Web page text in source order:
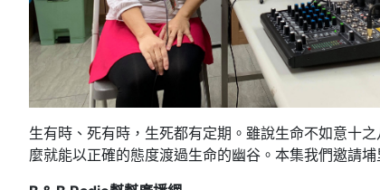
生有時、死有時，生死都有定期。雖說生命不如意十
麼就能以正確的態度渡過生命的幽谷。本集我們邀請